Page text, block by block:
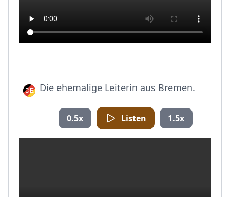
Die ehemalige Leiterin aus Bremen.
0.5x Listen 1.5x